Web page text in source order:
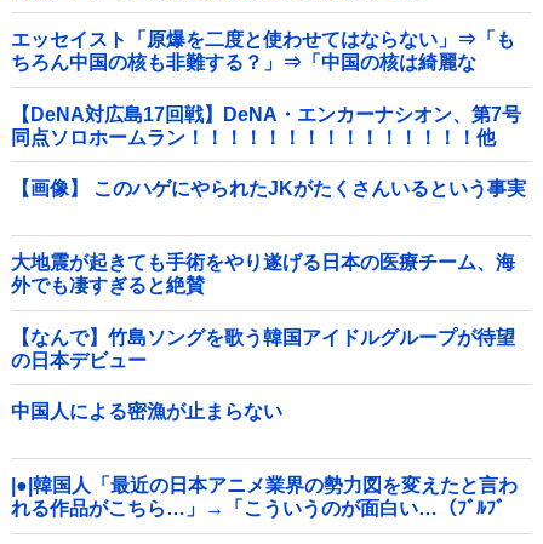
エッセイスト「原爆を二度と使わせてはならない」⇒「も
ちろん中国の核も非難する？」⇒「中国の核は綺麗な
核！」
【DeNA対広島17回戦】DeNA・エンカーナシオン、第7号
同点ソロホームラン！！！！！！！！！！！！！！！他
【画像】 このハゲにやられたJKがたくさんいるという事実
大地震が起きても手術をやり遂げる日本の医療チーム、海
外でも凄すぎると絶賛
【なんで】竹島ソングを歌う韓国アイドルグループが待望
の日本デビュー
中国人による密漁が止まらない
|●|韓国人「最近の日本アニメ業界の勢力図を変えたと言わ
れる作品がこちら…」→「こういうのが面白い…（ﾌﾞﾙﾌﾞ
ﾙ」＝韓国の反応